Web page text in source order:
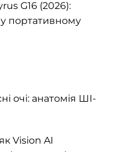
G16 (2026):
портативному
очі: анатомія ШІ-
Vision AI